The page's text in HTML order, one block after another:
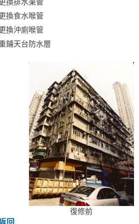
換食水喉管
換沖廁喉管
鋪天台防水層
復修前